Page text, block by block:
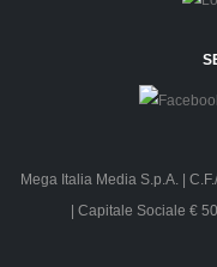
Mega Italia Media S.p.A. |
418630 | Capitale